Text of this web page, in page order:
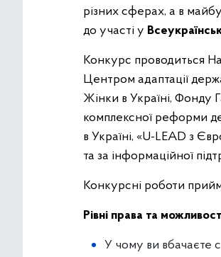
різних сферах, а в
до участі у
Конкурс проводиться
Центром адаптації
Жінки в Україні, Фонду
комплексної реформи
в Україні, «U-LEAD з
та за інформаційної
Конкурсні роботи
Рівні права та
У чому ви вбачаєте